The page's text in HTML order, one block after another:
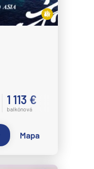
1 113 €
balkónová
Mapa